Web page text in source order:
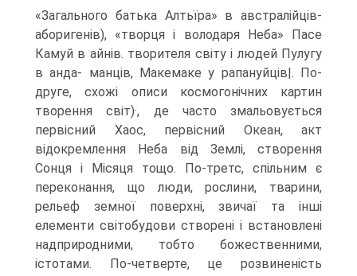
«Загального батька Алтьїра» в австралійців-
аборигенів), «творця і во­лодаря Неба» Пасе
Камуй в айнів. творителя світу і людей Пулугу
в анда- манців, Макемаке у рапануйців|. По-
друге, схожі описи космогонічних картин
творення світ)·, де часто змальовується
первісний Хаос, первісний Океан, акт
відокремлення Неба від Землі, створення
Сонця і Місяця тощо. По-третс, спільним є
переконання, що люди, рослини, тварини,
рельеф земної поверхні, звичаї та інші
елементи світобудови створені і встановлені
надприродними, тобто божественними,
істотами. По-четверте, це розвиненість